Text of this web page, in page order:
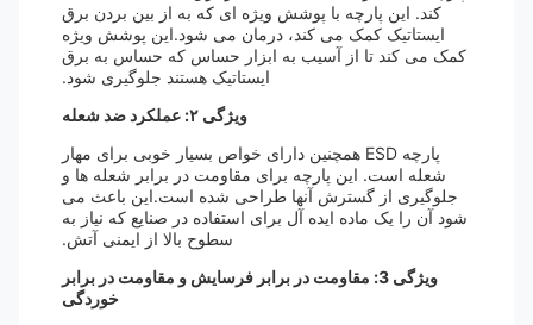
کند. این پارچه با پوشش ویژه ای که به از بین بردن برق
ایستاتیک کمک می کند، درمان می شود.این پوشش ویژه
کمک می کند تا از آسیب به ابزار حساس که حساس به برق
ایستاتیک هستند جلوگیری شود.
ویژگی ۲: عملکرد ضد شعله
پارچه ESD همچنین دارای خواص بسیار خوبی برای مهار
شعله است. این پارچه برای مقاومت در برابر شعله ها و
جلوگیری از گسترش آنها طراحی شده است.این باعث می
شود آن را یک ماده ایده آل برای استفاده در صنایع که نیاز به
سطوح بالا از ایمنی آتش.
ویژگی 3: مقاومت در برابر فرسایش و مقاومت در برابر
خوردگی